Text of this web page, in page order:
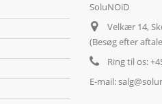
SoluNOiD
Velkær 14,
(Besøg efter
Ring til os:
E-mail: